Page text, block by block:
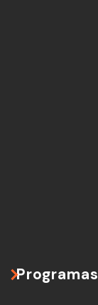
Programas